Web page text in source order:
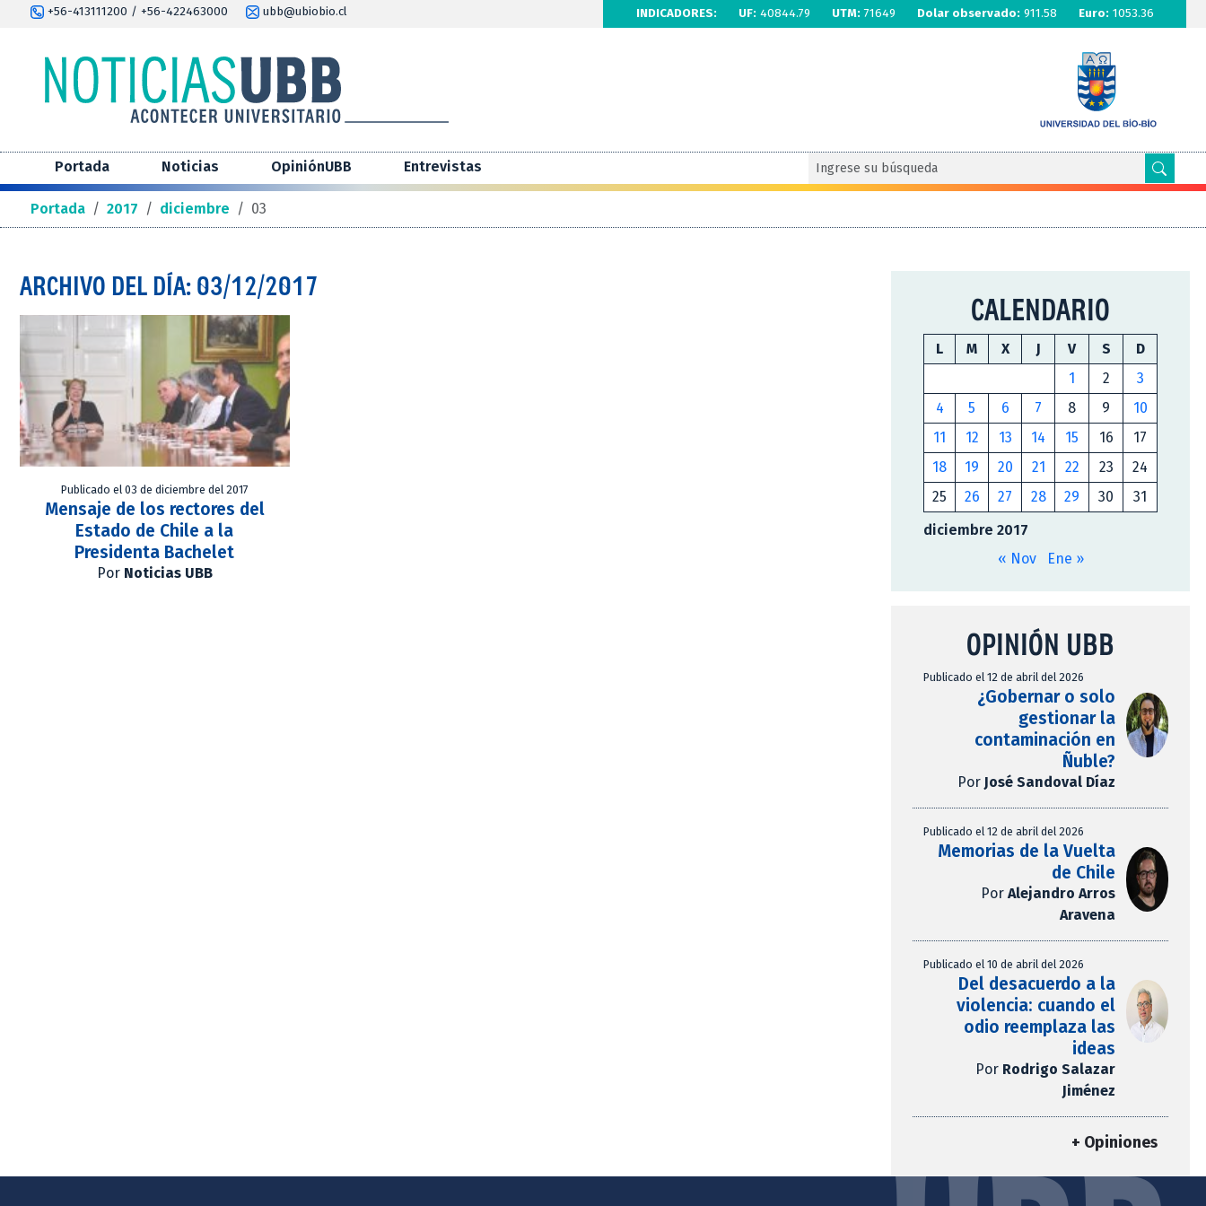
+56-413111200 / +56-422463000 ubb@ubiobio.cl INDICADORES: UF: 40844.79 UTM: 71649 Dolar observado: 911.58 Euro: 1053.36
Portada Noticias OpiniónUBB Entrevistas
Portada / 2017 / diciembre / 03
ARCHIVO DEL DÍA: 03/12/2017
Publicado el 03 de diciembre del 2017
Mensaje de los rectores del
Estado de Chile a la
Presidenta Bachelet
Por Noticias UBB
CALENDARIO
diciembre 2017
L M X J V S
D
1
2
3
4
5 6 7 8 9
10
11
12 13 14 15 16
17
18
19 20 21 22 23
24
25
26 27 28 29 30 31
« Nov Ene »
OPINIÓN UBB
Publicado el 12 de abril del 2026
¿Gobernar o solo
gestionar la
contaminación en
Ñuble?
Por José Sandoval Díaz
Publicado el 12 de abril del 2026
Memorias de la Vuelta
de Chile
Por Alejandro Arros
Aravena
Publicado el 10 de abril del 2026
Del desacuerdo a la
violencia: cuando el
odio reemplaza las
ideas
Por Rodrigo Salazar
Jiménez
+ Opiniones